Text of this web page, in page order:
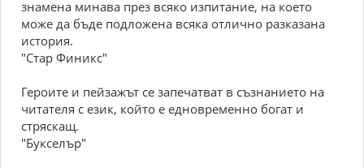
знамена минава през всяко изпитание, на което
може да бъде подложена всяка отлично разказана
история.
"Стар Финикс"
Героите и пейзажът се запечатват в съзнанието на
читателя с език, който е едновременно богат и
стряскащ.
"Букселър"